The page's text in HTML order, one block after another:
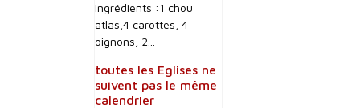
Ingrédients :1 chou
atlas,4 carottes, 4
oignons, 2...
toutes les Eglises ne
suivent pas le même
calendrier